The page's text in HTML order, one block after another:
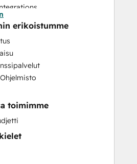
Services
Automation
Optimization
erikoistumme
toimimme